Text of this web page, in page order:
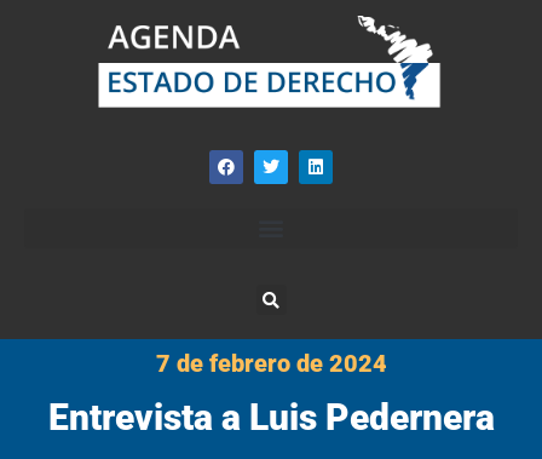
7 de febrero de 2024
Entrevista a Luis Pedernera